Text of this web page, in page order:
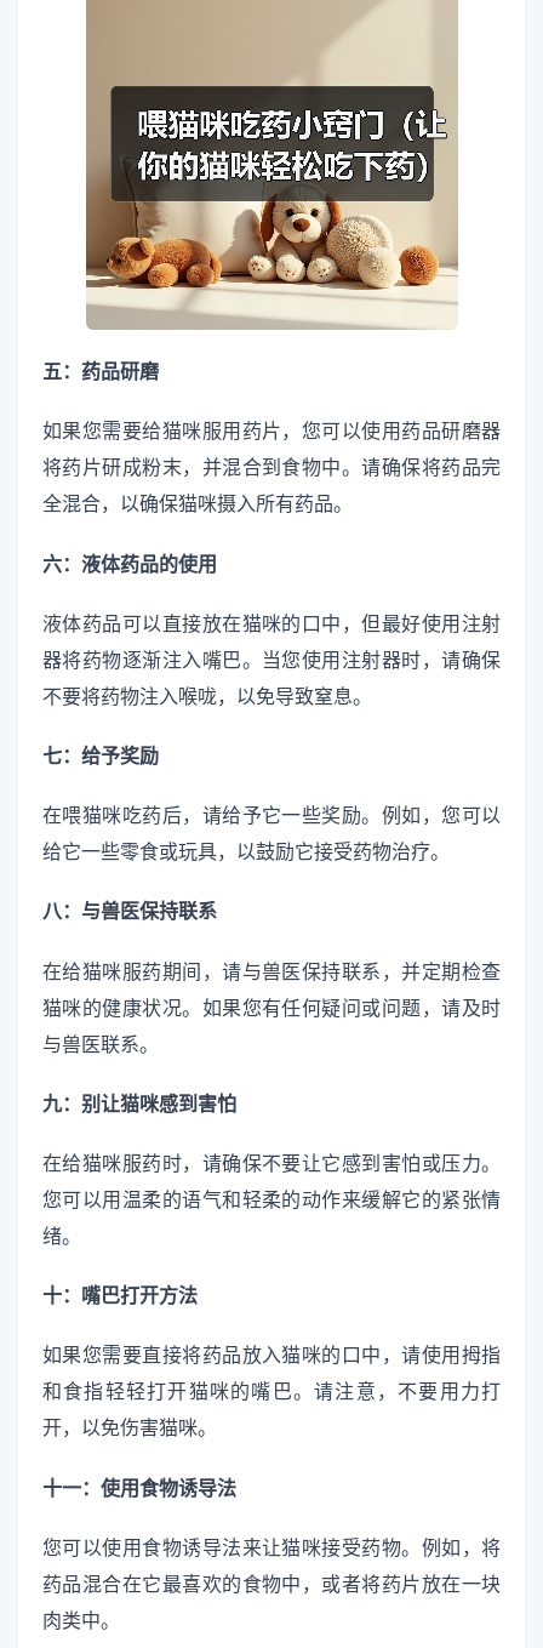
五：药品研磨
如果您需要给猫咪服用药片，您可以使用药品研磨器
将药片研成粉末，并混合到食物中。请确保将药品完
全混合，以确保猫咪摄入所有药品。
六：液体药品的使用
液体药品可以直接放在猫咪的口中，但最好使用注射
器将药物逐渐注入嘴巴。当您使用注射器时，请确保
不要将药物注入喉咙，以免导致窒息。
七：给予奖励
在喂猫咪吃药后，请给予它一些奖励。例如，您可以
给它一些零食或玩具，以鼓励它接受药物治疗。
八：与兽医保持联系
在给猫咪服药期间，请与兽医保持联系，并定期检查
猫咪的健康状况。如果您有任何疑问或问题，请及时
与兽医联系。
九：别让猫咪感到害怕
在给猫咪服药时，请确保不要让它感到害怕或压力。
您可以用温柔的语气和轻柔的动作来缓解它的紧张情
绪。
十：嘴巴打开方法
如果您需要直接将药品放入猫咪的口中，请使用拇指
和食指轻轻打开猫咪的嘴巴。请注意，不要用力打
开，以免伤害猫咪。
十一：使用食物诱导法
您可以使用食物诱导法来让猫咪接受药物。例如，将
药品混合在它最喜欢的食物中，或者将药片放在一块
肉类中。